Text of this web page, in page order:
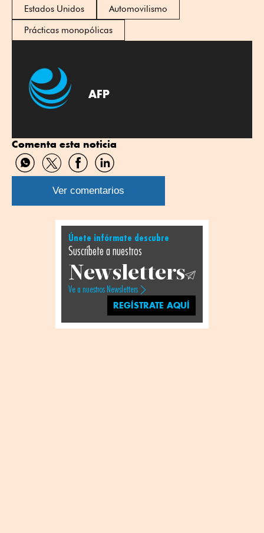
Estados Unidos
Automovilismo
Prácticas monopólicas
AFP
Comenta esta noticia
Compartir
por
WhatsApp
Compartir
por
Twitter
Compartir
por
Facebook
Compartir
por
Linkedin
Ver comentarios
Únete infórmate descubre
Suscríbete a nuestros
Newsletters
Ve a nuestros Newsletters
REGÍSTRATE AQUÍ